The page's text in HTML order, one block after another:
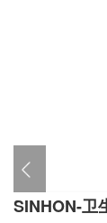
SINHON-卫